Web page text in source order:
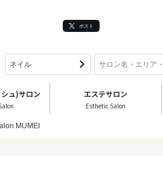
ポスト
ュ)サロン エステサロン
Esthetic Salon
MUMEI